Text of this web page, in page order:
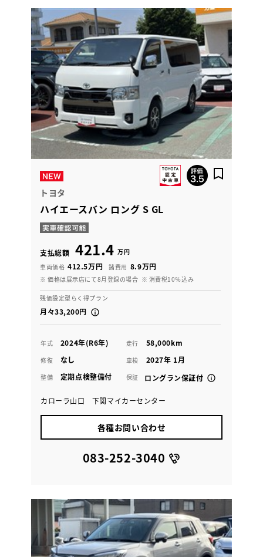
トヨタ
ハイエースバン ロング S GL
支払総額 421.4 万円
車両価格 412.5万円 諸費用 8.9万円
※ 価格は展示店にて8月登録の場合 ※ 消費税10％込み
残価設定型らく得プラン
月々33,200円
年式 2024年(R6年) 走行 58,000km
修復 なし 車検 2027年 1月
整備 定期点検整備付 保証 ロングラン保証付
カローラ山口 下関マイカーセンター
各種お問い合わせ
083-252-3040